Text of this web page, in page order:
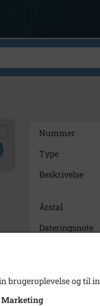
Nummer
Type
Beskrivelse
Årstal
Dateringsnote
Arkiv
brugeroplevelse og til
Marketing